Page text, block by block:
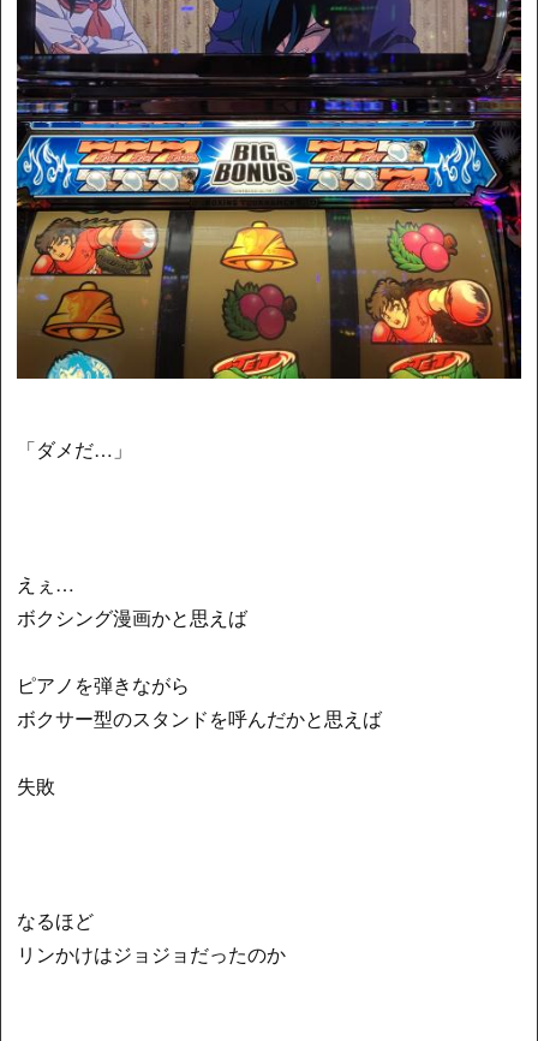
「ダメだ…」
えぇ…
ボクシング漫画かと思えば
ピアノを弾きながら
ボクサー型のスタンドを呼んだかと思えば
失敗
なるほど
リンかけはジョジョだったのか